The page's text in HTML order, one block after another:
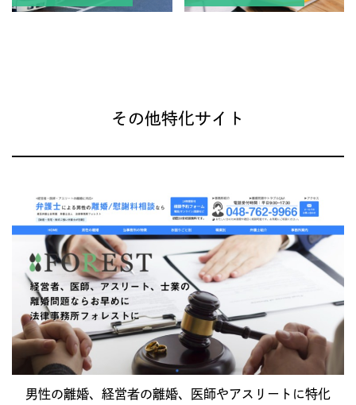
その他特化サイト
男性の離婚、経営者の離婚、医師やアスリートに特化